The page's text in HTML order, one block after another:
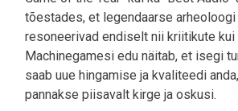
tõestades, et legendaarse
resoneerivad endiselt nii kriitikute kui
Machinegamesi edu näitab, et isegi
saab uue hingamise ja kvaliteedi
pannakse piisavalt kirge ja oskusi.